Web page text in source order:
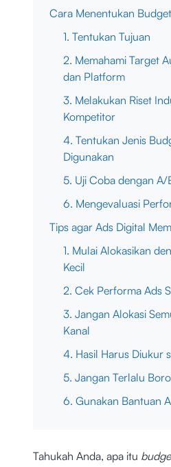
Cara Menentukan
1. Tentukan Tujuan
2. Memahami Target
dan Platform
3. Melakukan Riset
Kompetitor
4. Tentukan Jenis
Digunakan
5. Uji Coba dengan A/
6. Mengevaluasi
Tips agar Ads Digital
1. Mulai Alokasikan
Kecil
2. Cek Performa Ads
3. Jangan Alokasi
Kanal
4. Hasil Harus Diukur
5. Jangan Terlalu
6. Gunakan Bantuan
Tahukah Anda, apa itu